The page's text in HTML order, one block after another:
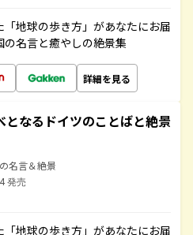
地球の歩き方」があなたにお届
名言と癒やしの絶景集
詳細を見る
となるドイツのことばと絶景
名言＆絶景
発売
地球の歩き方」があなたにお届